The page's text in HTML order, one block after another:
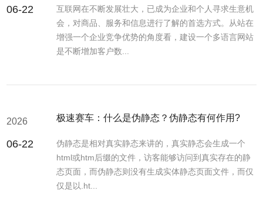
06-22
互联网在不断发展壮大，已成为企业和个人寻求生意机
会，对商品、服务和信息进行了解的首选方式。从站在
增强一个企业竞争优势的角度看，建设一个多语言网站
是不断增加客户数...
2026
06-22
极速赛车：什么是伪静态？伪静态有何作用?
伪静态是相对真实静态来讲的，真实静态会生成一个
html或htm后缀的文件，访客能够访问到真实存在的静
态页面，而伪静态则没有生成实体静态页面文件，而仅
仅是以.ht...